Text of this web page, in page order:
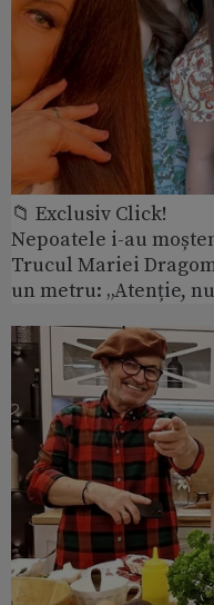
📁 Exclusiv Click!
Nepoatele i-au
Trucul Mariei
un metru: „Atenție,